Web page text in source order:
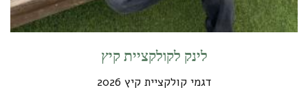
לינק לקולקציית קיץ
דגמי קולקציית קיץ 2026